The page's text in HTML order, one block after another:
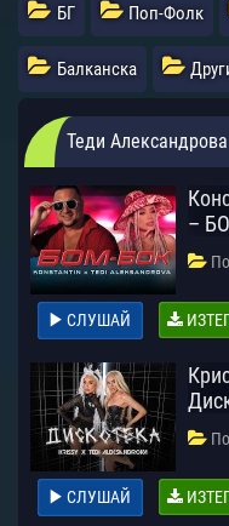
БГ Поп-Фолк
Балканска
Теди Александрова
–
СЛУШАЙ
СЛУШАЙ